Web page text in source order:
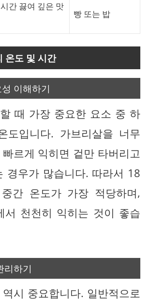
간 끓여 깊은 맛
빵 또는 밥
온도 및 시간
이해하기
때 가장 중요한 요소 중 하
도입니다. 가브리살을 너무
르게 익히면 겉만 타버리고
경우가 많습니다. 따라서 18
간 온도가 가장 적당하며,
서 천천히 익히는 것이 좋습
리하기
시 중요합니다. 일반적으로